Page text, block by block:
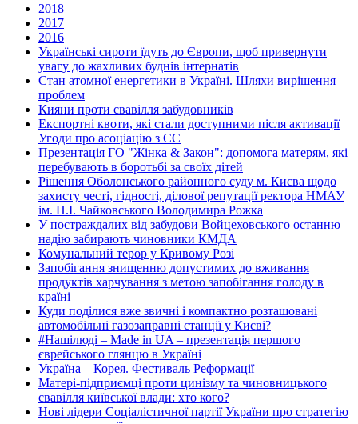
2018
2017
2016
Українські сироти їдуть до Європи, щоб привернути
увагу до жахливих буднів інтернатів
Стан атомної енергетики в Україні. Шляхи вирішення
проблем
Кияни проти свавілля забудовників
Експортні квоти, які стали доступними після активації
Угоди про асоціацію з ЄС
Презентація ГО "Жінка & Закон": допомога матерям, які
перебувають в боротьбі за своїх дітей
Рішення Оболонського районного суду м. Києва щодо
захисту честі, гідності, ділової репутації ректора НМАУ
ім. П.І. Чайковського Володимира Рожка
У постраждалих від забудови Войцеховського останню
надію забирають чиновники КМДА
Комунальний терор у Кривому Розі
Запобігання знищенню допустимих до вживання
продуктів харчування з метою запобігання голоду в
країні
Куди поділися вже звичні і компактно розташовані
автомобільні газозаправні станції у Києві?
#Нашілюді – Made in UA – презентація першого
єврейського глянцю в Україні
Україна – Корея. Фестиваль Реформації
Матері-підприємці проти цинізму та чиновницького
свавілля київської влади: хто кого?
Нові лідери Соціалістичної партії України про стратегію